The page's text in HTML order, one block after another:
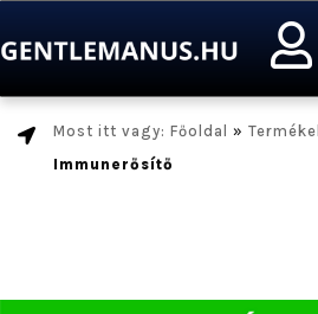
a
Most itt vagy: Főoldal »
Immunerősítő